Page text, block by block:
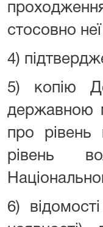
стосовно
4)
5) копію
державною
про рівень
рівень
6)